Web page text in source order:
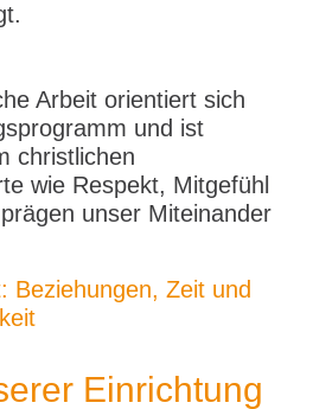
Arbeit orientiert sich
und ist
christlichen
wie Respekt, Mitgefühl
unser Miteinander
Beziehungen, Zeit und
Einrichtung